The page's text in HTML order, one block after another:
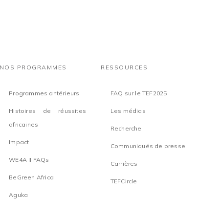
NOS PROGRAMMES
Programmes antérieurs
Histoires de réussites
africaines
Impact
WE4A II FAQs
BeGreen Africa
Aguka
RESSOURCES
FAQ sur le TEF2025
Les médias
Recherche
Communiqués de presse
Carrières
TEFCircle